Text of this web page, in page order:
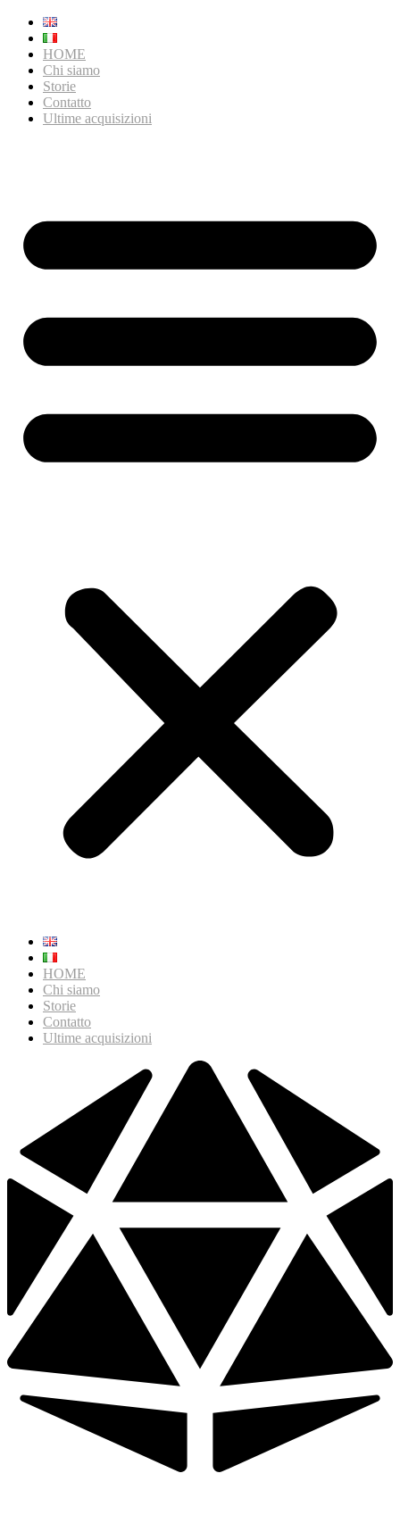
HOME
Chi siamo
Storie
Contatto
Ultime acquisizioni
HOME
Chi siamo
Storie
Contatto
Ultime acquisizioni